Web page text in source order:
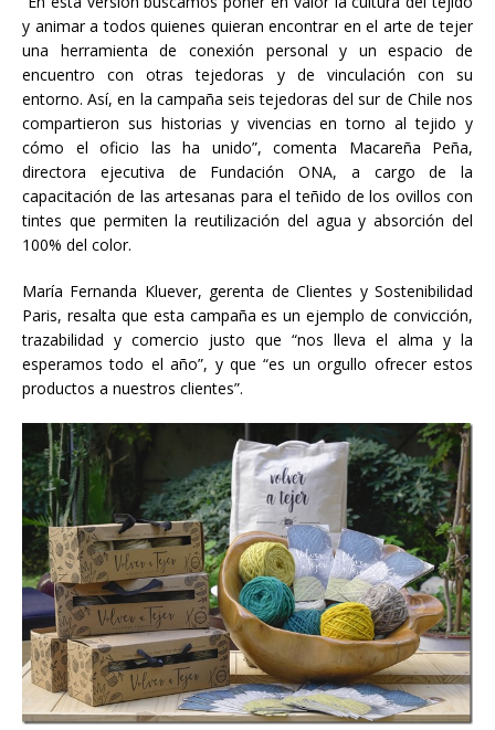
y animar a todos quienes quieran encontrar en el arte de tejer
una herramienta de conexión personal y un espacio de
encuentro con otras tejedoras y de vinculación con su
entorno. Así, en la campaña seis tejedoras del sur de Chile nos
compartieron sus historias y vivencias en torno al tejido y
cómo el oficio las ha unido”, comenta Macareña Peña,
directora ejecutiva de Fundación ONA, a cargo de la
capacitación de las artesanas para el teñido de los ovillos con
tintes que permiten la reutilización del agua y absorción del
100% del color.
María Fernanda Kluever, gerenta de Clientes y Sostenibilidad
Paris, resalta que esta campaña es un ejemplo de convicción,
trazabilidad y comercio justo que “nos lleva el alma y la
esperamos todo el año”, y que “es un orgullo ofrecer estos
productos a nuestros clientes”.